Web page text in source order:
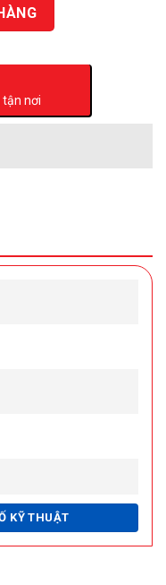
tận nơi
KỸ THUẬT